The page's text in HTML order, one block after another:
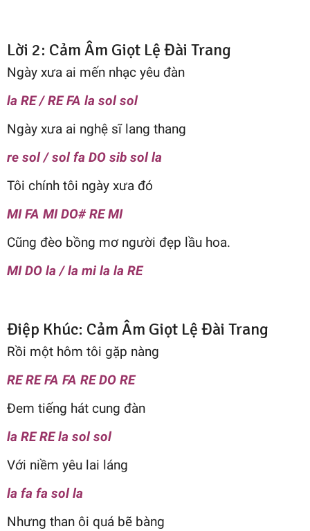
Lời 2: Cảm Âm Giọt Lệ Đài Trang
Ngày xưa ai mến nhạc yêu đàn
la RE / RE FA la sol sol
Ngày xưa ai nghệ sĩ lang thang
re sol / sol fa DO sib sol la
Tôi chính tôi ngày xưa đó
MI FA MI DO# RE MI
Cũng đèo bồng mơ người đẹp lầu hoa.
MI DO la / la mi la la RE
Điệp Khúc: Cảm Âm Giọt Lệ Đài Trang
Rồi một hôm tôi gặp nàng
RE RE FA FA RE DO RE
Đem tiếng hát cung đàn
la RE RE la sol sol
Với niềm yêu lai láng
la fa fa sol la
Nhưng than ôi quá bẽ bàng